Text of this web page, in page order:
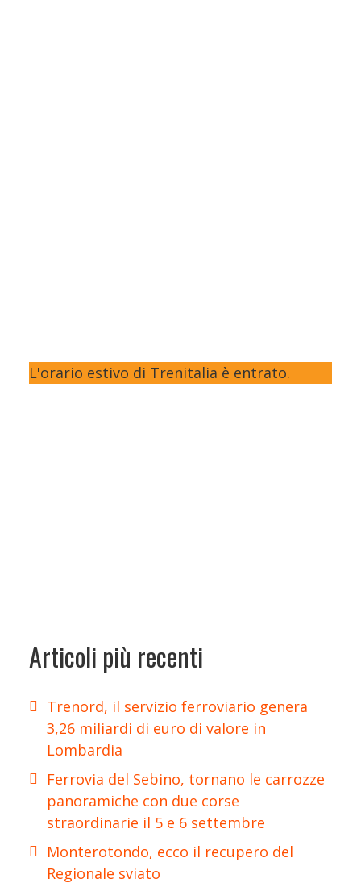
L'orario estivo di Trenitalia è entrato.
Articoli più recenti
Trenord, il servizio ferroviario genera
3,26 miliardi di euro di valore in
Lombardia
Ferrovia del Sebino, tornano le carrozze
panoramiche con due corse
straordinarie il 5 e 6 settembre
Monterotondo, ecco il recupero del
Regionale sviato